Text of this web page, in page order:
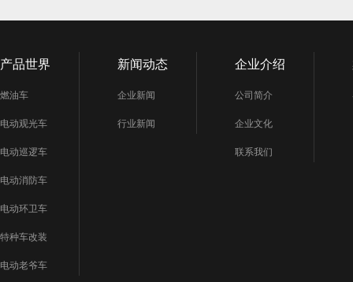
产品世界
燃油车
电动观光车
电动巡逻车
电动消防车
电动环卫车
特种车改装
电动老爷车
新闻动态
企业新闻
行业新闻
企业介绍
公司简介
企业文化
联系我们